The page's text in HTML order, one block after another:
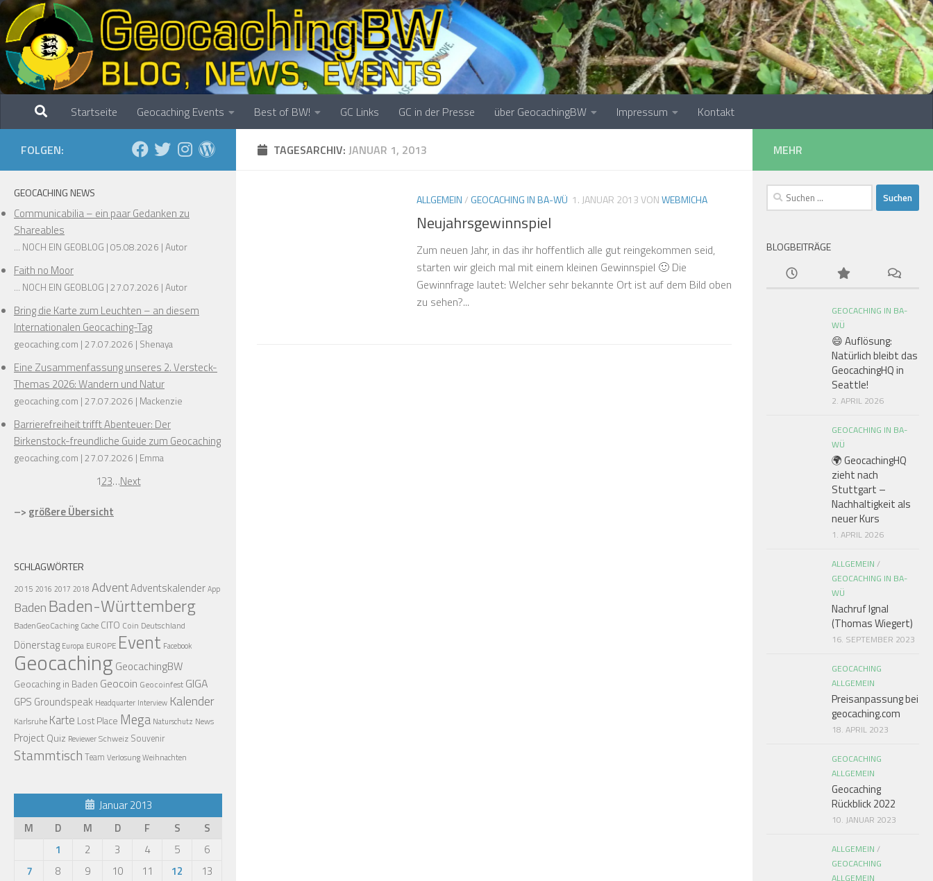
Zum Inhalt springen
Startseite Geocaching Events Best of BW! GC Links GC in der Presse über GeocachingBW Impressum Kontakt
TAGESARCHIV: JANUAR 1, 2013
ALLGEMEIN/ GEOCACHING IN BA-WÜ 1. JANUAR 2013VONWEBMICHA
Neujahrsgewinnspiel
Zum neuen Jahr, in das ihr hoffentlich alle gut reingekommen seid,
starten wir gleich mal mit einem kleinen Gewinnspiel 🙂 Die
Gewinnfrage lautet: Welcher sehr bekannte Ort ist auf dem Bild oben
zu sehen?...
FOLGEN:
GEOCACHING NEWS
Communicabilia – ein paar Gedanken zu
Shareables
... NOCH EIN GEOBLOG 05.08.2026 Autor
Faith no Moor
... NOCH EIN GEOBLOG 27.07.2026 Autor
Bring die Karte zum Leuchten – an diesem
Internationalen Geocaching-Tag
geocaching.com 27.07.2026 Shenaya
Eine Zusammenfassung unseres 2. Versteck-
Themas 2026: Wandern und Natur
geocaching.com 27.07.2026 Mackenzie
Barrierefreiheit trifft Abenteuer: Der
Birkenstock-freundliche Guide zum Geocaching
geocaching.com 27.07.2026 Emma
123…Next
–> größere Übersicht
SCHLAGWÖRTER
2015 2016 2017 2018 AdventAdventskalenderApp
BadenBaden-Württemberg
BadenGeoCaching Cache CITO Coin Deutschland
Dönerstag Europa EUROPE Event Facebook
Geocaching GeocachingBW
Geocaching in Baden Geocoin Geocoinfest GIGA
GPS Groundspeak Headquarter Interview Kalender
Karlsruhe Karte Lost Place Mega Naturschutz News
ProjectQuiz ReviewerSchweiz Souvenir
Stammtisch Team VerlosungWeihnachten
Januar 2013
M
D M D F S
S
1
2 3 4 5
6
7
8 9 10 11 12
13
MEHR
Suchen
nach:
BLOGBEITRÄGE
GEOCACHING IN BA-
WÜ
😄 Auflösung:
Natürlich bleibt das
GeocachingHQ in
Seattle!
2. APRIL 2026
GEOCACHING IN BA-
WÜ
🌍 GeocachingHQ
zieht nach
Stuttgart –
Nachhaltigkeit als
neuer Kurs
1. APRIL 2026
ALLGEMEIN /
GEOCACHING IN BA-
WÜ
Nachruf Ignal
(Thomas Wiegert)
16. SEPTEMBER 2023
GEOCACHING
ALLGEMEIN
Preisanpassung bei
geocaching.com
18. APRIL 2023
GEOCACHING
ALLGEMEIN
Geocaching
Rückblick 2022
10. JANUAR 2023
ALLGEMEIN /
GEOCACHING
ALLGEMEIN